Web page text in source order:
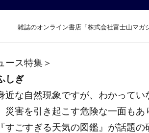
雑誌のオンライン書店「株式会社富士山マ
ース特集＞
しぎ
近な自然現象ですが、わかって
災害を引き起こす危険な一面もあ
すごすぎる天気の図鑑』が話題の